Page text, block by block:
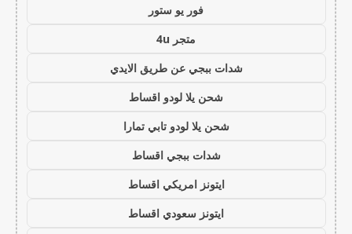
فور يو ستور
متجر 4u
شدات ببجي عن طريق الايدي
شحن يلا لودو اقساط
شحن يلا لودو تابي تمارا
شدات ببجي اقساط
ايتونز امريكي اقساط
ايتونز سعودي اقساط